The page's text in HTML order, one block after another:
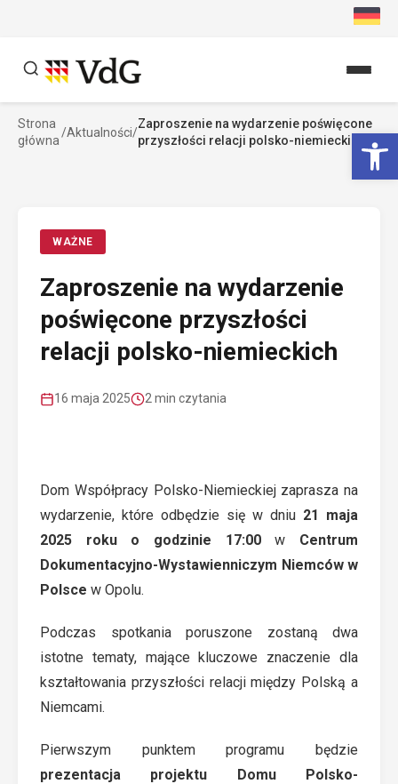
Szukaj
Strona
główna
/Aktualności/
Zaproszenie na wydarzenie poświęcone
przyszłości relacji polsko-niemieckich
WAŻNE
Zaproszenie na wydarzenie
poświęcone przyszłości
relacji polsko-niemieckich
16 maja 2025 2 min czytania
Dom Współpracy Polsko-Niemieckiej zaprasza na
wydarzenie, które odbędzie się w dniu 21 maja
2025 roku o godzinie 17:00w Centrum
Dokumentacyjno-Wystawienniczym Niemców w
Polsce w Opolu.
Podczas spotkania poruszone zostaną dwa
istotne tematy, mające kluczowe znaczenie dla
kształtowania przyszłości relacji między Polską a
Niemcami.
Pierwszym punktem programu będzie
prezentacja projektu Domu Polsko-